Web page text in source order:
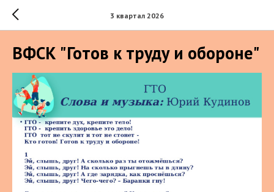
3 квартал 2026
ВФСК "Готов к труду и обороне"